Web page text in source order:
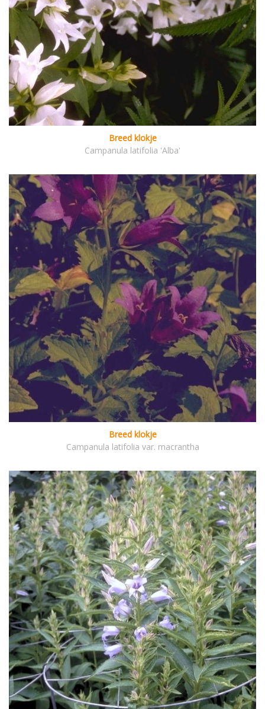
Breed klokje
Campanula latifolia 'Alba'
Breed klokje
Campanula latifolia var. macrantha